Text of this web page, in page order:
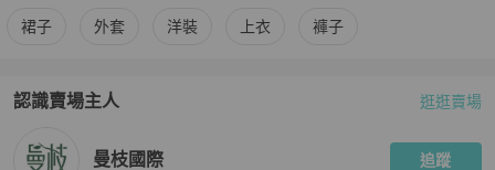
更多PINKO 女裝 相似商品推薦
裙子 外套 洋裝 上衣 褲子
認識賣場主人
PopChill 拍拍圈嚴選賣家
逛逛賣場
曼枝國際 追蹤